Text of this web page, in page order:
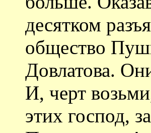
десятком
общество
Довлатова.
И, черт
этих господ,